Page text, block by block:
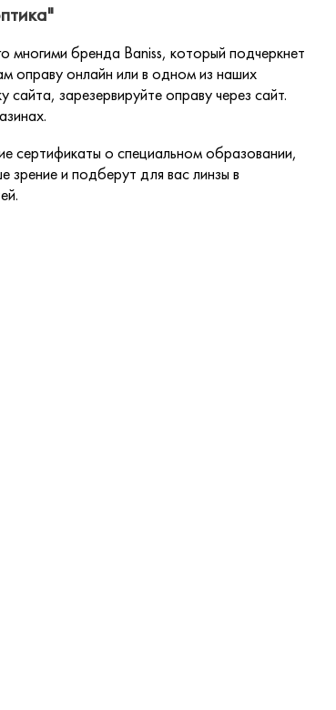
бренда Baniss, который подчеркнет
оправу онлайн или в одном из наших
зарезервируйте оправу через сайт.
о специальном образовании,
и подберут для вас линзы в